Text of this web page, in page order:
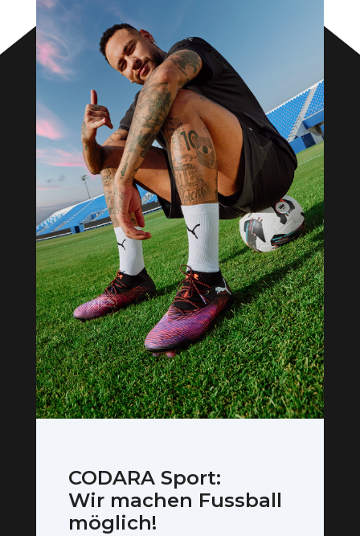
CODARA Sport:
Wir machen Fussball
möglich!